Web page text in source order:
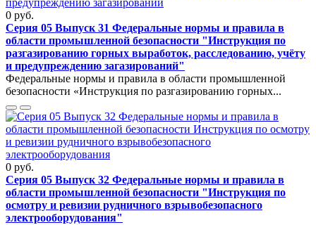
0 руб.
Серия 05 Выпуск 31 Федеральные нормы и правила в
области промышленной безопасности "Инструкция по
разгазированию горных выработок, расследованию, учёту
и предупреждению загазирований"
Федеральные нормы и правила в области промышленной
безопасности «Инструкция по разгазированию горных...
0 руб.
Серия 05 Выпуск 32 Федеральные нормы и правила в
области промышленной безопасности "Инструкция по
осмотру и ревизии рудничного взрывобезопасного
электрооборудования"